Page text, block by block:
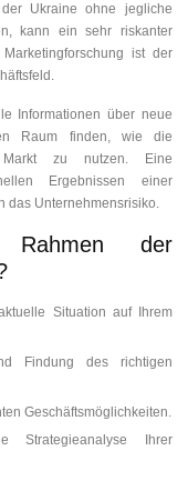
Ukraine ohne jegliche
kann ein sehr riskanter
ist der
Informationen über neue
Raum finden, wie die
zu nutzen. Eine
Ergebnissen einer
das Unternehmensrisiko.
der
Situation auf Ihrem
Findung des richtigen
Geschäftsmöglichkeiten.
Strategieanalyse Ihrer